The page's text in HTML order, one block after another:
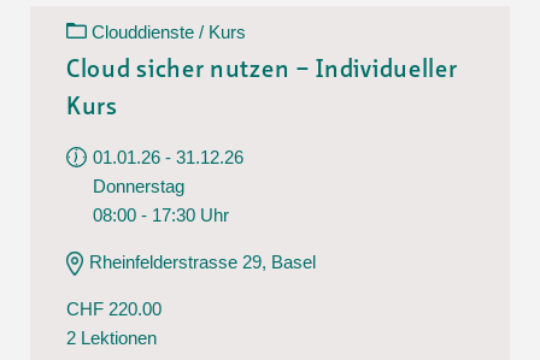
Clouddienste / Kurs
Cloud sicher nutzen – Individueller
Kurs
01.01.26 - 31.12.26
Donnerstag
08:00 - 17:30 Uhr
Rheinfelderstrasse 29, Basel
CHF 220.00
2 Lektionen